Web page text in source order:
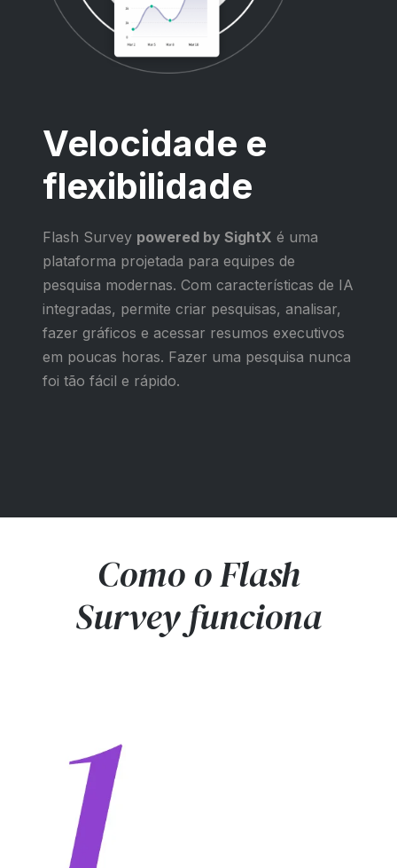
Velocidade e
flexibilidade
Flash Survey powered by SightX é uma
plataforma projetada para equipes de
pesquisa modernas. Com características de IA
integradas, permite criar pesquisas, analisar,
fazer gráficos e acessar resumos executivos
em poucas horas. Fazer uma pesquisa nunca
foi tão fácil e rápido.
Como o Flash
Survey funciona